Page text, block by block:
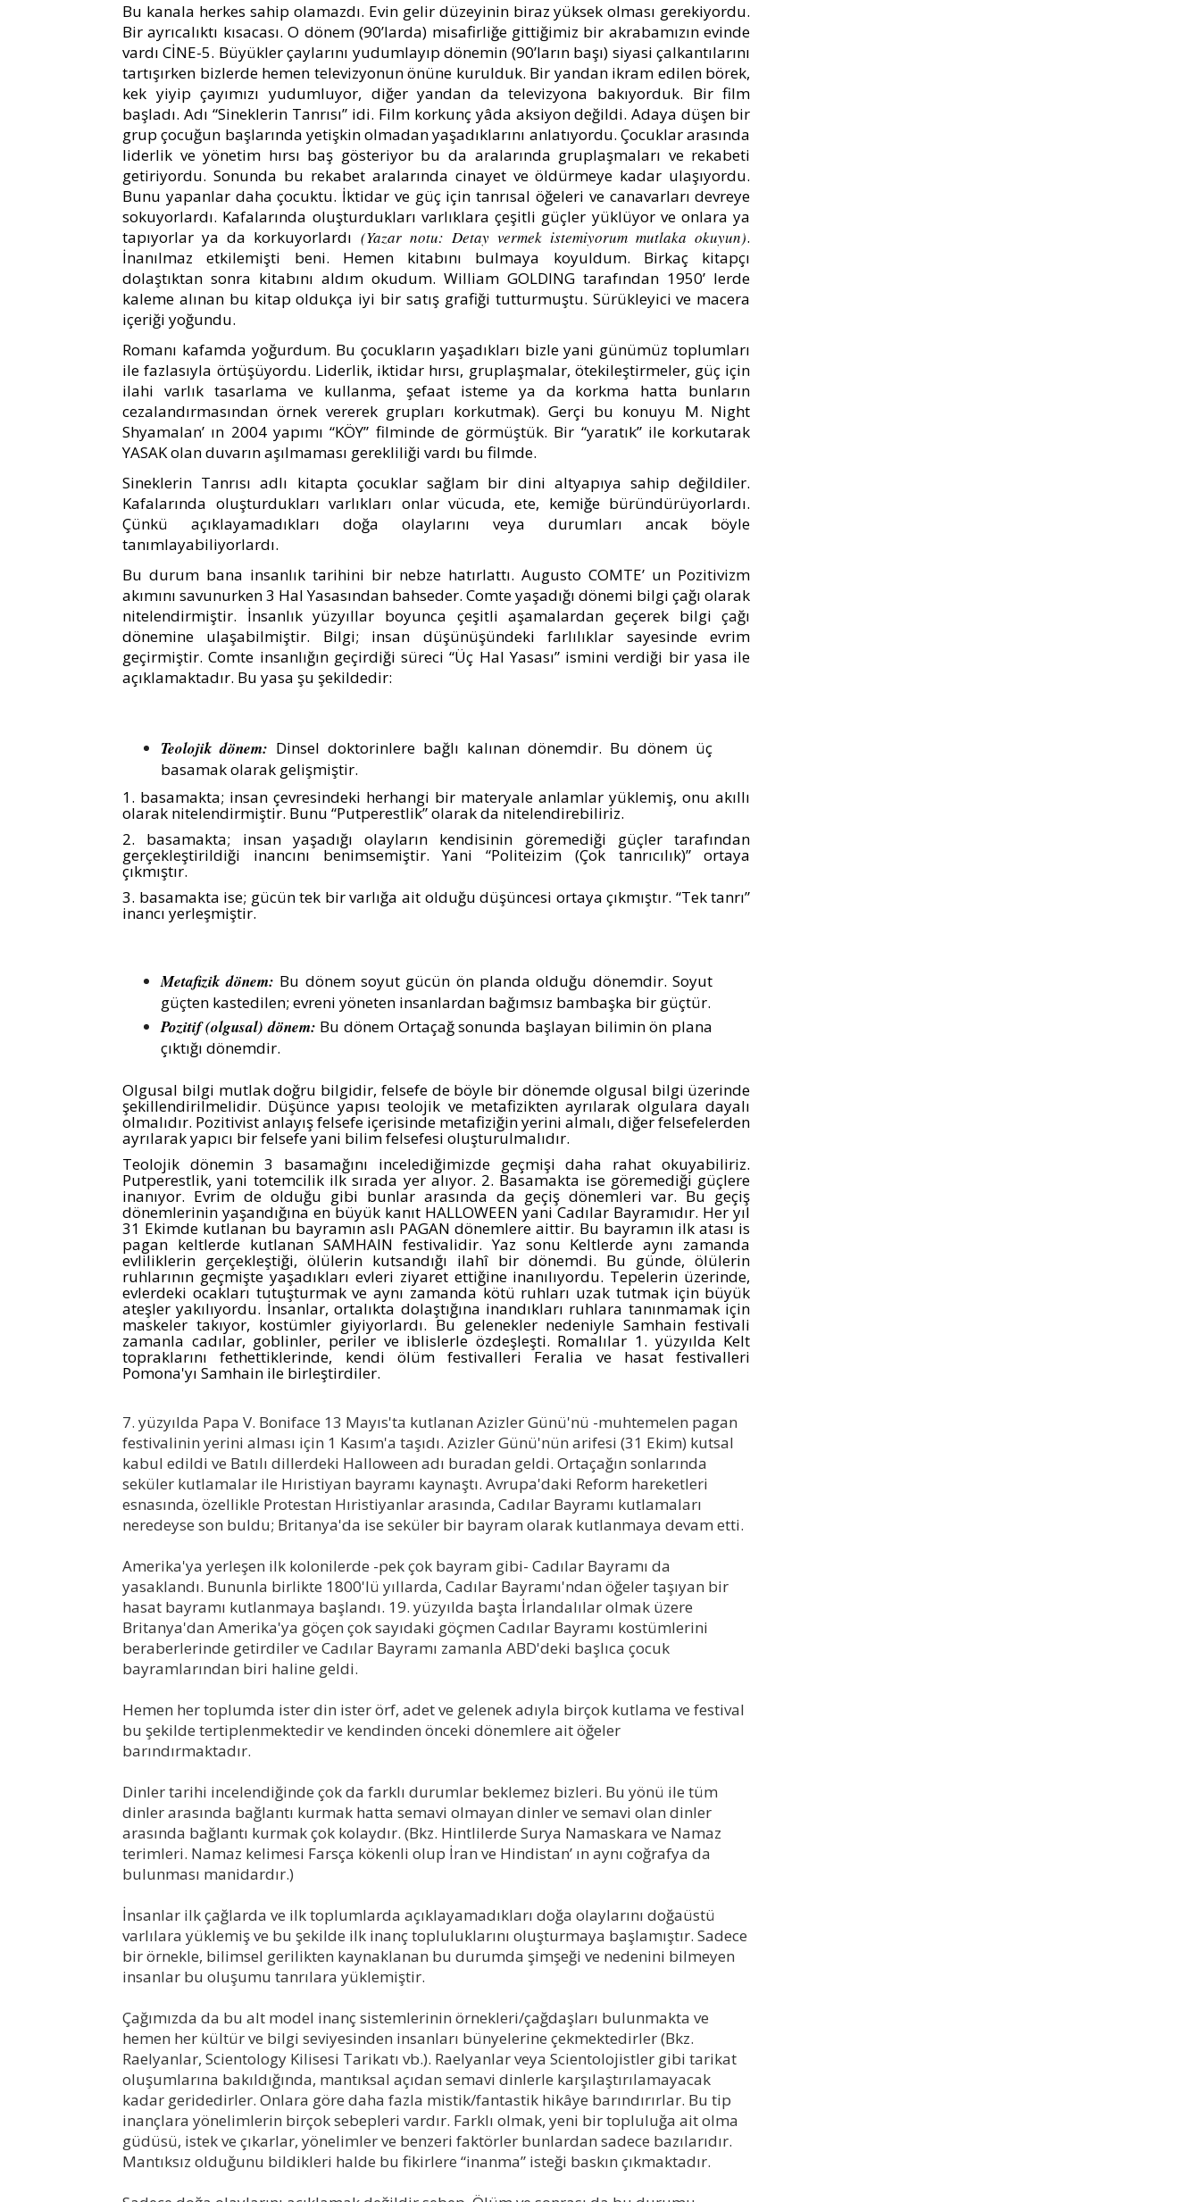
Bu kanala herkes sahip olamazdı. Evin gelir düzeyinin biraz yüksek olması gerekiyordu.
Bir ayrıcalıktı kısacası. O dönem (90’larda) misafirliğe gittiğimiz bir akrabamızın evinde
vardı CİNE-5. Büyükler çaylarını yudumlayıp dönemin (90’ların başı) siyasi çalkantılarını
tartışırken bizlerde hemen televizyonun önüne kurulduk. Bir yandan ikram edilen börek,
kek yiyip çayımızı yudumluyor, diğer yandan da televizyona bakıyorduk. Bir film
başladı. Adı “Sineklerin Tanrısı” idi. Film korkunç yâda aksiyon değildi. Adaya düşen bir
grup çocuğun başlarında yetişkin olmadan yaşadıklarını anlatıyordu. Çocuklar arasında
liderlik ve yönetim hırsı baş gösteriyor bu da aralarında gruplaşmaları ve rekabeti
getiriyordu. Sonunda bu rekabet aralarında cinayet ve öldürmeye kadar ulaşıyordu.
Bunu yapanlar daha çocuktu. İktidar ve güç için tanrısal öğeleri ve canavarları devreye
sokuyorlardı. Kafalarında oluşturdukları varlıklara çeşitli güçler yüklüyor ve onlara ya
tapıyorlar ya da korkuyorlardı (Yazar notu: Detay vermek istemiyorum mutlaka okuyun).
İnanılmaz etkilemişti beni. Hemen kitabını bulmaya koyuldum. Birkaç kitapçı
dolaştıktan sonra kitabını aldım okudum. William GOLDING tarafından 1950’ lerde
kaleme alınan bu kitap oldukça iyi bir satış grafiği tutturmuştu. Sürükleyici ve macera
içeriği yoğundu.
Romanı kafamda yoğurdum. Bu çocukların yaşadıkları bizle yani günümüz toplumları
ile fazlasıyla örtüşüyordu. Liderlik, iktidar hırsı, gruplaşmalar, ötekileştirmeler, güç için
ilahi varlık tasarlama ve kullanma, şefaat isteme ya da korkma hatta bunların
cezalandırmasından örnek vererek grupları korkutmak). Gerçi bu konuyu M. Night
Shyamalan’ ın 2004 yapımı “KÖY” filminde de görmüştük. Bir “yaratık” ile korkutarak
YASAK olan duvarın aşılmaması gerekliliği vardı bu filmde.
Sineklerin Tanrısı adlı kitapta çocuklar sağlam bir dini altyapıya sahip değildiler.
Kafalarında oluşturdukları varlıkları onlar vücuda, ete, kemiğe büründürüyorlardı.
Çünkü açıklayamadıkları doğa olaylarını veya durumları ancak böyle
tanımlayabiliyorlardı.
Bu durum bana insanlık tarihini bir nebze hatırlattı. Augusto COMTE’ un Pozitivizm
akımını savunurken 3 Hal Yasasından bahseder. Comte yaşadığı dönemi bilgi çağı olarak
nitelendirmiştir. İnsanlık yüzyıllar boyunca çeşitli aşamalardan geçerek bilgi çağı
dönemine ulaşabilmiştir. Bilgi; insan düşünüşündeki farlılıklar sayesinde evrim
geçirmiştir. Comte insanlığın geçirdiği süreci “Üç Hal Yasası” ismini verdiği bir yasa ile
açıklamaktadır. Bu yasa şu şekildedir:
Teolojik dönem: Dinsel doktorinlere bağlı kalınan dönemdir. Bu dönem üç
basamak olarak gelişmiştir.
1. basamakta; insan çevresindeki herhangi bir materyale anlamlar yüklemiş, onu akıllı
olarak nitelendirmiştir. Bunu “Putperestlik” olarak da nitelendirebiliriz.
2. basamakta; insan yaşadığı olayların kendisinin göremediği güçler tarafından
gerçekleştirildiği inancını benimsemiştir. Yani “Politeizim (Çok tanrıcılık)” ortaya
çıkmıştır.
3. basamakta ise; gücün tek bir varlığa ait olduğu düşüncesi ortaya çıkmıştır. “Tek tanrı”
inancı yerleşmiştir.
Metafizik dönem: Bu dönem soyut gücün ön planda olduğu dönemdir. Soyut
güçten kastedilen; evreni yöneten insanlardan bağımsız bambaşka bir güçtür.
Pozitif (olgusal) dönem: Bu dönem Ortaçağ sonunda başlayan bilimin ön plana
çıktığı dönemdir.
Olgusal bilgi mutlak doğru bilgidir, felsefe de böyle bir dönemde olgusal bilgi üzerinde
şekillendirilmelidir. Düşünce yapısı teolojik ve metafizikten ayrılarak olgulara dayalı
olmalıdır. Pozitivist anlayış felsefe içerisinde metafiziğin yerini almalı, diğer felsefelerden
ayrılarak yapıcı bir felsefe yani bilim felsefesi oluşturulmalıdır.
Teolojik dönemin 3 basamağını incelediğimizde geçmişi daha rahat okuyabiliriz.
Putperestlik, yani totemcilik ilk sırada yer alıyor. 2. Basamakta ise göremediği güçlere
inanıyor. Evrim de olduğu gibi bunlar arasında da geçiş dönemleri var. Bu geçiş
dönemlerinin yaşandığına en büyük kanıt HALLOWEEN yani Cadılar Bayramıdır. Her yıl
31 Ekimde kutlanan bu bayramın aslı PAGAN dönemlere aittir. Bu bayramın ilk atası is
pagan keltlerde kutlanan SAMHAIN festivalidir.Yaz sonu Keltlerde aynı zamanda
evliliklerin gerçekleştiği, ölülerin kutsandığı ilahî bir dönemdi. Bu günde, ölülerin
ruhlarının geçmişte yaşadıkları evleri ziyaret ettiğine inanılıyordu. Tepelerin üzerinde,
evlerdeki ocakları tutuşturmak ve aynı zamanda kötü ruhları uzak tutmak için büyük
ateşler yakılıyordu. İnsanlar, ortalıkta dolaştığına inandıkları ruhlara tanınmamak için
maskeler takıyor, kostümler giyiyorlardı. Bu gelenekler nedeniyle Samhain festivali
zamanla cadılar, goblinler, periler ve iblislerle özdeşleşti. Romalılar 1. yüzyılda Kelt
topraklarını fethettiklerinde, kendi ölüm festivalleri Feralia ve hasat festivalleri
Pomona'yı Samhain ile birleştirdiler.
7. yüzyılda Papa V. Boniface 13 Mayıs'ta kutlanan Azizler Günü'nü -muhtemelen pagan
festivalinin yerini alması için 1 Kasım'a taşıdı. Azizler Günü'nün arifesi (31 Ekim) kutsal
kabul edildi ve Batılı dillerdeki Halloween adı buradan geldi. Ortaçağın sonlarında
seküler kutlamalar ile Hıristiyan bayramı kaynaştı. Avrupa'daki Reform hareketleri
esnasında, özellikle Protestan Hıristiyanlar arasında, Cadılar Bayramı kutlamaları
neredeyse son buldu; Britanya'da ise seküler bir bayram olarak kutlanmaya devam etti.
Amerika'ya yerleşen ilk kolonilerde -pek çok bayram gibi- Cadılar Bayramı da
yasaklandı. Bununla birlikte 1800'lü yıllarda, Cadılar Bayramı'ndan öğeler taşıyan bir
hasat bayramı kutlanmaya başlandı. 19. yüzyılda başta İrlandalılar olmak üzere
Britanya'dan Amerika'ya göçen çok sayıdaki göçmen Cadılar Bayramı kostümlerini
beraberlerinde getirdiler ve Cadılar Bayramı zamanla ABD'deki başlıca çocuk
bayramlarından biri haline geldi.
Hemen her toplumda ister din ister örf, adet ve gelenek adıyla birçok kutlama ve festival
bu şekilde tertiplenmektedir ve kendinden önceki dönemlere ait öğeler
barındırmaktadır.
Dinler tarihi incelendiğinde çok da farklı durumlar beklemez bizleri. Bu yönü ile tüm
dinler arasında bağlantı kurmak hatta semavi olmayan dinler ve semavi olan dinler
arasında bağlantı kurmak çok kolaydır. (Bkz. Hintlilerde Surya Namaskara ve Namaz
terimleri. Namaz kelimesi Farsça kökenli olup İran ve Hindistan’ ın aynı coğrafya da
bulunması manidardır.)
İnsanlar ilk çağlarda ve ilk toplumlarda açıklayamadıkları doğa olaylarını doğaüstü
varlılara yüklemiş ve bu şekilde ilk inanç topluluklarını oluşturmaya başlamıştır. Sadece
bir örnekle, bilimsel gerilikten kaynaklanan bu durumda şimşeği ve nedenini bilmeyen
insanlar bu oluşumu tanrılara yüklemiştir.
Çağımızda da bu alt model inanç sistemlerinin örnekleri/çağdaşları bulunmakta ve
hemen her kültür ve bilgi seviyesinden insanları bünyelerine çekmektedirler (Bkz.
Raelyanlar, Scientology Kilisesi Tarikatı vb.). Raelyanlar veya Scientolojistler gibi tarikat
oluşumlarına bakıldığında, mantıksal açıdan semavi dinlerle karşılaştırılamayacak
kadar geridedirler. Onlara göre daha fazla mistik/fantastik hikâye barındırırlar. Bu tip
inançlara yönelimlerin birçok sebepleri vardır. Farklı olmak, yeni bir topluluğa ait olma
güdüsü, istek ve çıkarlar, yönelimler ve benzeri faktörler bunlardan sadece bazılarıdır.
Mantıksız olduğunu bildikleri halde bu fikirlere “inanma” isteği baskın çıkmaktadır.